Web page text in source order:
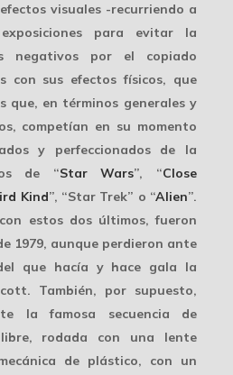
visuales -recurriendo a
para evitar la
negativos por el copiado
con sus efectos físicos, que
que, en términos generales y
competían en su momento
y perfeccionados de la
de “Star Wars”, “Close
Kind”, “Star Trek” o “Alien”.
estos dos últimos, fueron
1979, aunque perdieron ante
que hacía y hace gala la
También, por supuesto,
la famosa secuencia de
rodada con una lente
de plástico, con un